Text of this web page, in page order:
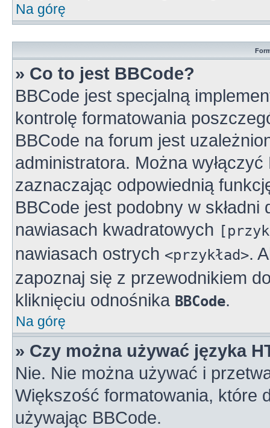
Na górę
» Co to jest BBCode?
BBCode jest specjalną
kontrolę formatowania
BBCode na forum jest
administratora. Można
zaznaczając odpowiednią
BBCode jest podobny w
nawiasach kwadratowych
nawiasach ostrych <przykład>.
zapoznaj się z przewodnikiem
kliknięciu odnośnika BBCode.
Na górę
» Czy można używać języka
Nie. Nie można używać i
Większość formatowania, które
używając BBCode.